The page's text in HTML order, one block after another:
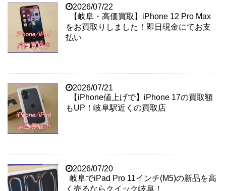
2026/07/22
【岐阜・高価買取】iPhone 12 Pro Max
をお買取りしました！即日現金にてお支
払い
2026/07/21
【iPhone値上げで】iPhone 17の買取額
もUP！岐阜駅近くの買取店
2026/07/20
岐阜でiPad Pro 11インチ(M5)の新品を高
く売るならクイック岐阜！